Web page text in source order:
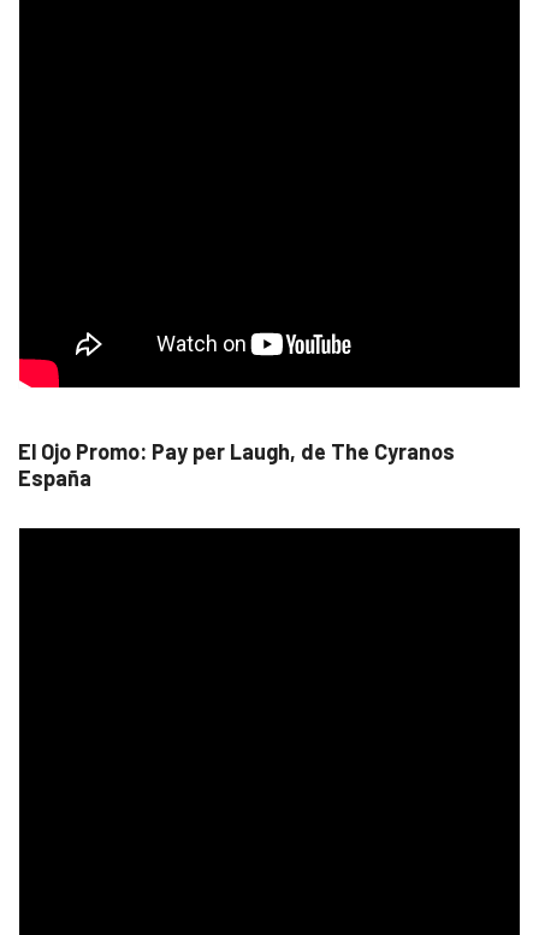
El Ojo Promo: Pay per Laugh, de The Cyranos
España